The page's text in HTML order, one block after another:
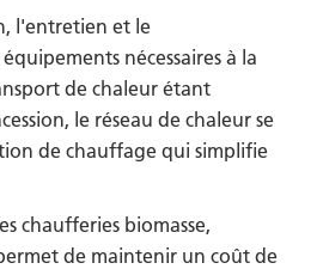
l'entretien et le
nécessaires à la
de chaleur étant
le réseau de chaleur se
de chauffage qui simplifie
chaufferies biomasse,
de maintenir un coût de